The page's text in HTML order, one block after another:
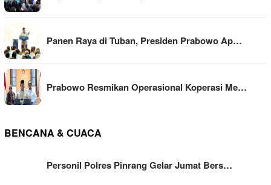
Panen Raya di Tuban, Presiden Prabowo Ap…
Prabowo Resmikan Operasional Koperasi Me…
BENCANA & CUACA
Personil Polres Pinrang Gelar Jumat Bers…